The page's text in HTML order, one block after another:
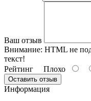
Ваш отзыв
Внимание: HTML не
текст!
Рейтинг Плохо
Оставить отзыв
Информация